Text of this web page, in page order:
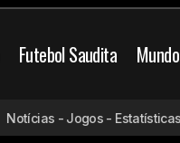
Futebol Saudita Mundo
Notícias - Jogos - Estatísticas